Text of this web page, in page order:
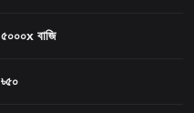
৫০০০x বাজি
৳৫০